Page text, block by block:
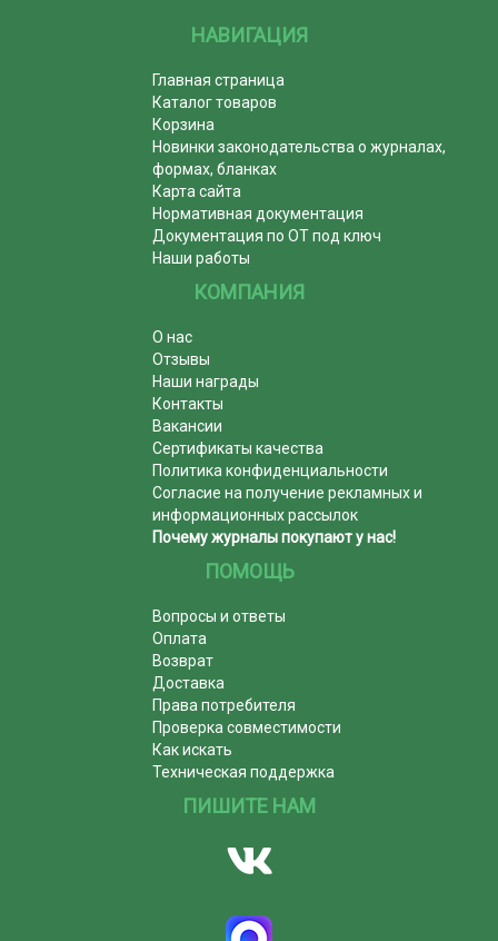
НАВИГАЦИЯ
Главная страница
Каталог товаров
Корзина
Новинки законодательства о журналах,
формах, бланках
Карта сайта
Нормативная документация
Документация по ОТ под ключ
Наши работы
КОМПАНИЯ
О нас
Отзывы
Наши награды
Контакты
Вакансии
Сертификаты качества
Политика конфиденциальности
Согласие на получение рекламных и
информационных рассылок
Почему журналы покупают у нас!
ПОМОЩЬ
Вопросы и ответы
Оплата
Возврат
Доставка
Права потребителя
Проверка совместимости
Как искать
Техническая поддержка
ПИШИТЕ НАМ